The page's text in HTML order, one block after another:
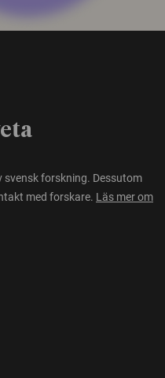
svensk forskning. Dessutom
med forskare. Läs mer om